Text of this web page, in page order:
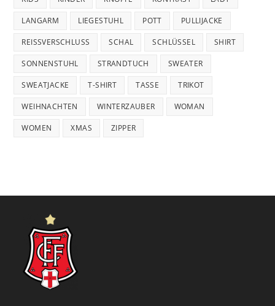
LANGARM LIEGESTUHL POTT PULLIJACKE
REISSVERSCHLUSS SCHAL SCHLÜSSEL SHIRT
SONNENSTUHL STRANDTUCH SWEATER
SWEATJACKE T-SHIRT TASSE TRIKOT
WEIHNACHTEN WINTERZAUBER WOMAN
WOMEN XMAS ZIPPER